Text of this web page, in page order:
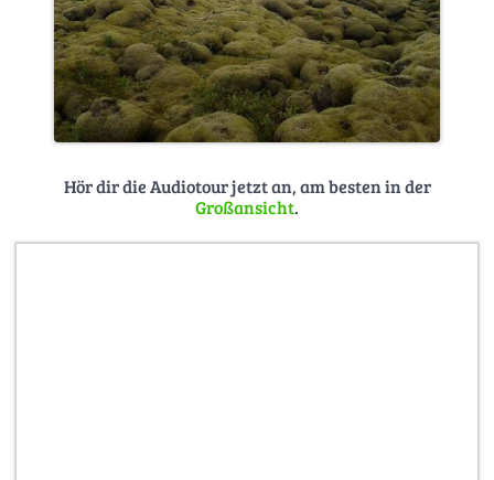
Hör dir die Audiotour jetzt an, am besten in der
Großansicht.